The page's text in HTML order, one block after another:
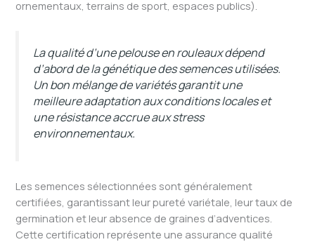
ornementaux, terrains de sport, espaces publics).
La qualité d’une pelouse en rouleaux dépend
d’abord de la génétique des semences utilisées.
Un bon mélange de variétés garantit une
meilleure adaptation aux conditions locales et
une résistance accrue aux stress
environnementaux.
Les semences sélectionnées sont généralement
certifiées, garantissant leur pureté variétale, leur taux de
germination et leur absence de graines d’adventices.
Cette certification représente une assurance qualité